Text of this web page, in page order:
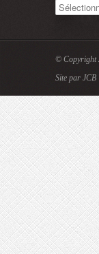
Archives
© Copyright
Site par JCB